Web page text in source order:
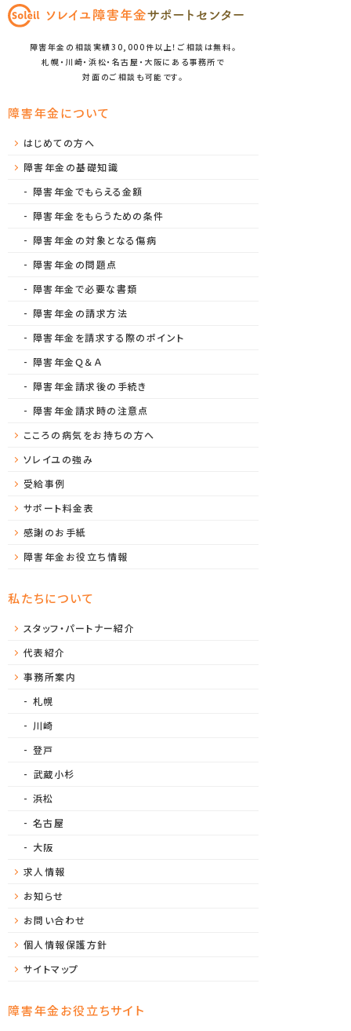
障害年金の相談実績30,000件以上！ご相談は無料。
札幌・川崎・浜松・名古屋・大阪にある事務所で
対面のご相談も可能です。
障害年金について
はじめての方へ
障害年金の基礎知識
障害年金でもらえる金額
障害年金をもらうための条件
障害年金の対象となる傷病
障害年金の問題点
障害年金で必要な書類
障害年金の請求方法
障害年金を請求する際のポイント
障害年金Ｑ＆Ａ
障害年金請求後の手続き
障害年金請求時の注意点
こころの病気をお持ちの方へ
ソレイユの強み
受給事例
サポート料金表
感謝のお手紙
障害年金お役立ち情報
私たちについて
スタッフ・パートナー紹介
代表紹介
事務所案内
札幌
川崎
登戸
武蔵小杉
浜松
名古屋
大阪
求人情報
お知らせ
お問い合わせ
個人情報保護方針
サイトマップ
障害年金お役立ちサイト